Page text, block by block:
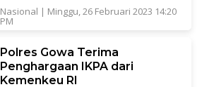
Nasional | Minggu, 26 Februari 2023 14:20
PM
Polres Gowa Terima
Penghargaan IKPA dari
Kemenkeu RI